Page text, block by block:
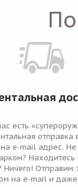
есть
отправка
e-mail адрес. Не
Находитесь
Ничего! Отправим
на e-mail и